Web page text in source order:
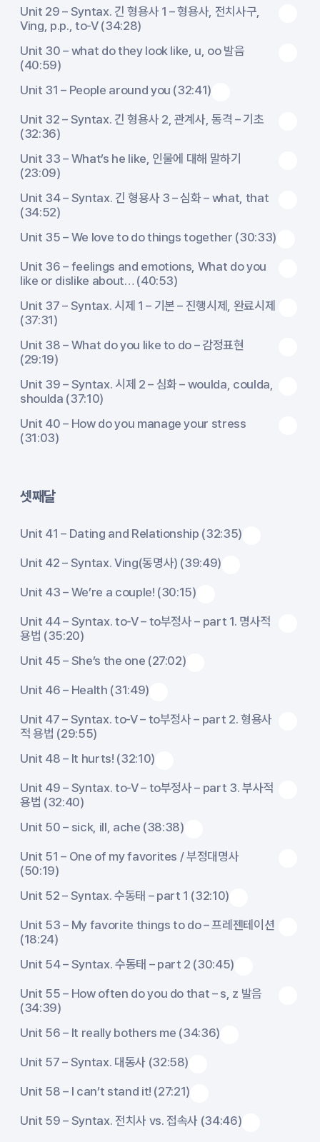
Unit 29 – Syntax. 긴 형용사 1 – 형용사, 전치사구,
Ving, p.p., to-V (34:28)
Unit 30 – what do they look like, u, oo 발음
(40:59)
Unit 31 – People around you (32:41)
Unit 32 – Syntax. 긴 형용사 2, 관계사, 동격 – 기초
(32:36)
Unit 33 – What’s he like, 인물에 대해 말하기
(23:09)
Unit 34 – Syntax. 긴 형용사 3 – 심화 – what, that
(34:52)
Unit 35 – We love to do things together (30:33)
Unit 36 – feelings and emotions, What do you
like or dislike about… (40:53)
Unit 37 – Syntax. 시제 1 – 기본 – 진행시제, 완료시제
(37:31)
Unit 38 – What do you like to do – 감정표현
(29:19)
Unit 39 – Syntax. 시제 2 – 심화 – woulda, coulda,
shoulda (37:10)
Unit 40 – How do you manage your stress
(31:03)
셋째달
Unit 41 – Dating and Relationship (32:35)
Unit 42 – Syntax. Ving(동명사) (39:49)
Unit 43 – We’re a couple! (30:15)
Unit 44 – Syntax. to-V – to부정사 – part 1. 명사적
용법 (35:20)
Unit 45 – She’s the one (27:02)
Unit 46 – Health (31:49)
Unit 47 – Syntax. to-V – to부정사 – part 2. 형용사
적 용법 (29:55)
Unit 48 – It hurts! (32:10)
Unit 49 – Syntax. to-V – to부정사 – part 3. 부사적
용법 (32:40)
Unit 50 – sick, ill, ache (38:38)
Unit 51 – One of my favorites / 부정대명사
(50:19)
Unit 52 – Syntax. 수동태 – part 1 (32:10)
Unit 53 – My favorite things to do – 프레젠테이션
(18:24)
Unit 54 – Syntax. 수동태 – part 2 (30:45)
Unit 55 – How often do you do that – s, z 발음
(34:39)
Unit 56 – It really bothers me (34:36)
Unit 57 – Syntax. 대동사 (32:58)
Unit 58 – I can’t stand it! (27:21)
Unit 59 – Syntax. 전치사 vs. 접속사 (34:46)